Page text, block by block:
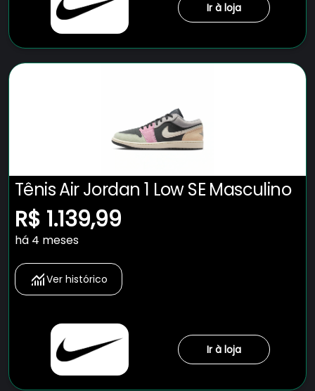
Ir à loja
Tênis Air Jordan 1 Low SE Masculino
R$ 1.139,99
há 4 meses
Ver histórico
Ir à loja